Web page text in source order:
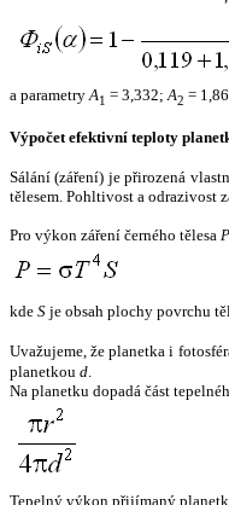
a parametryA1 = 3,332;A2 =
Výpočet efektivní teploty
Sálání (záření) je přirozená
tělesem. Pohltivost a odrazivost
Pro výkon záření černého tělesa P
kde S je obsah plochy povrchu
Uvažujeme, že planetka i
planetkou d.
Na planetku dopadá část
Tepelný výkon přijímaný